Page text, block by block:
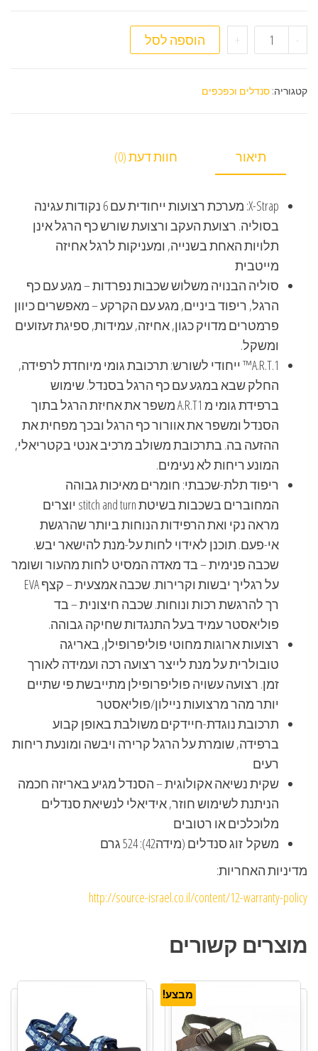
- כמות של סנדל נשים שורש גובי Source Sandal Gobi W
+ הוספה לסל
קטגוריה: סנדלים וכפכפים
תיאור חוות דעת (0)
X-Strap: מערכת רצועות ייחודית עם 6 נקודות עגינה
בסוליה. רצועת העקב ורצועת שורש כף הרגל אינן
תלויות האחת בשנייה, ומעניקות לרגל אחיזה
מייטבית
סוליה הבנויה משלוש שכבות נפרדות – מגע עם כף
הרגל, ריפוד ביניים, מגע עם הקרקע – מאפשרים כיוון
פרמטרים מדויק כגון, אחיזה, עמידות, ספיגת זעזועים
ומשקל.
A.R.T.1™ ייחודי לשורש: תרכובת גומי מיוחדת לרפידה,
החלק שבא במגע עם כף הרגל בסנדל. שימוש
ברפידת גומי מ A.R.T1 משפר את אחיזת הרגל בתוך
הסנדל ומשפר את אוורור כף הרגל ובכך מפחית את
ההזעה בה. בתרכובת משולב מרכיב אנטי בקטריאלי,
המונע ריחות לא נעימים.
ריפוד תלת-שכבתי: חומרים מאיכות גבוהה
המחוברים בשכבות בשיטת stitch and turn יוצרים
מראה נקי ואת הרפידות הנוחות ביותר שהרגשת
אי-פעם. תוכנן לאידוי לחות על-מנת להישאר יבש.
שכבה פנימית – בד מאדה המסיט לחות מהעור ושומר
על רגליך יבשות וקרירות. שכבה אמצעית – קצף EVA
רך להרגשת רכות ונוחות. שכבה חיצונית – בד
פוליאסטר עמיד בעל התנגדות שחיקה גבוהה.
רצועות ארוגות מחוטי פוליפרופילן, באריגה
טובולרית על מנת לייצר רצועה רכה ועמידה לאורך
זמן. רצועה עשויה פוליפרופילן מתייבשת פי שתיים
יותר מהר מרצועות ניילון/פוליאסטר
תרכובת נוגדת-חיידקים משולבת באופן קבוע
ברפידה, שומרת על הרגל קרירה ויבשה ומונעת ריחות
רעים
שקית נשיאה אקולוגית – הסנדל מגיע באריזה חכמה
הניתנת לשימוש חוזר, אידיאלי לנשיאת סנדלים
מלוכלכים או רטובים
משקל זוג סנדלים (מידה42): 524 גרם
מדיניות האחריות:
http://source-israel.co.il/content/12-warranty-policy
מוצרים קשורים
מבצע!